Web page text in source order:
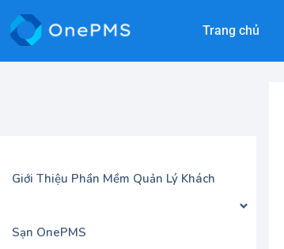
Trang chủ
Giới Thiệu Phần Mềm Quản Lý Khách
Sạn OnePMS